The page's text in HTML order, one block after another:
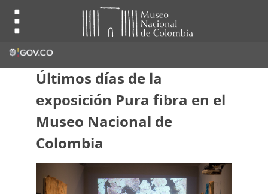
Últimos días de la
exposición Pura fibra en el
Museo Nacional de
Colombia